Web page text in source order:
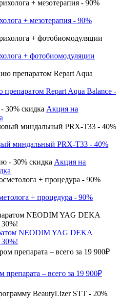
+ мезотерапия - 90%
+ фотобиомодуляции
Repart Aqua Balance -
Акция на
миндальный PRX-T33 - 40%
Акция на
+ процедура - 90%
NEODIM YAG DEKA
препарата – всего за 19 900₽